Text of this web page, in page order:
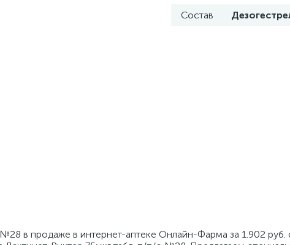
Состав
в продаже в интернет-аптеке Онлайн-Фарма за 1.902 руб.